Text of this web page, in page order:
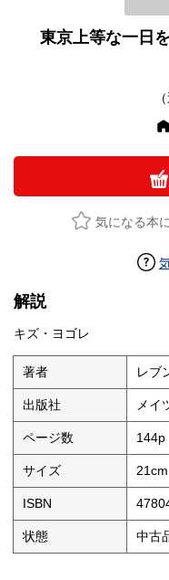
東京上等な一日
気になる本
解説
キズ・ヨゴレ
著者 レブ
出版社 メイ
ページ数 144p
サイズ 21cm
ISBN
状態 中古